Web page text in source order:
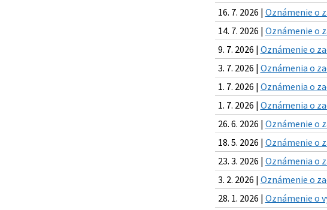
16. 7. 2026 | Oznámenie o
14. 7. 2026 | Oznámenie o
9. 7. 2026 | Oznámenie o
3. 7. 2026 | Oznámenia o
1. 7. 2026 | Oznámenia o
1. 7. 2026 | Oznámenia o
26. 6. 2026 | Oznámenie o
18. 5. 2026 | Oznámenie o
23. 3. 2026 | Oznámenia o
3. 2. 2026 | Oznámenie o
28. 1. 2026 | Oznámenie o